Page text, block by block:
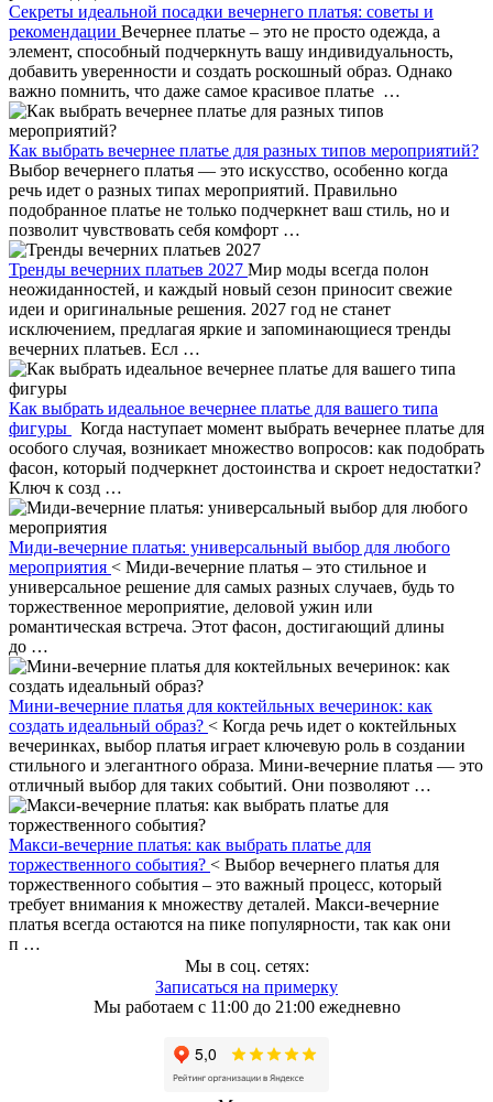
Секреты идеальной посадки вечернего платья: советы и
рекомендации Вечернее платье – это не просто одежда, а
элемент, способный подчеркнуть вашу индивидуальность,
добавить уверенности и создать роскошный образ. Однако
важно помнить, что даже самое красивое платье …
Как выбрать вечернее платье для разных типов мероприятий?
Выбор вечернего платья — это искусство, особенно когда
речь идет о разных типах мероприятий. Правильно
подобранное платье не только подчеркнет ваш стиль, но и
позволит чувствовать себя комфорт …
Тренды вечерних платьев 2027 Мир моды всегда полон
неожиданностей, и каждый новый сезон приносит свежие
идеи и оригинальные решения. 2027 год не станет
исключением, предлагая яркие и запоминающиеся тренды
вечерних платьев. Есл …
Как выбрать идеальное вечернее платье для вашего типа
фигуры
Когда наступает момент выбрать вечернее платье для
особого случая, возникает множество вопросов: как подобрать
фасон, который подчеркнет достоинства и скроет недостатки?
Ключ к созд …
Миди-вечерние платья: универсальный выбор для любого
мероприятия < Миди-вечерние платья – это стильное и
универсальное решение для самых разных случаев, будь то
торжественное мероприятие, деловой ужин или
романтическая встреча. Этот фасон, достигающий длины
до …
Мини-вечерние платья для коктейльных вечеринок: как
создать идеальный образ? < Когда речь идет о коктейльных
вечеринках, выбор платья играет ключевую роль в создании
стильного и элегантного образа. Мини-вечерние платья — это
отличный выбор для таких событий. Они позволяют …
Макси-вечерние платья: как выбрать платье для
торжественного события? < Выбор вечернего платья для
торжественного события – это важный процесс, который
требует внимания к множеству деталей. Макси-вечерние
платья всегда остаются на пике популярности, так как они
п …
Мы в соц. сетях:
Записаться на примерку
Мы работаем с 11:00 до 21:00 ежедневно